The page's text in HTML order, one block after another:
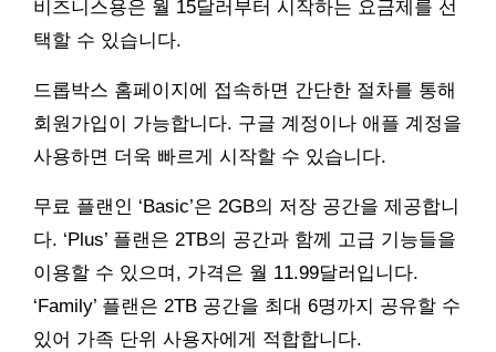
비즈니스용은 월 15달러부터 시작하는 요금제를 선
택할 수 있습니다.
드롭박스 홈페이지에 접속하면 간단한 절차를 통해
회원가입이 가능합니다. 구글 계정이나 애플 계정을
사용하면 더욱 빠르게 시작할 수 있습니다.
무료 플랜인 ‘Basic’은 2GB의 저장 공간을 제공합니
다. ‘Plus’ 플랜은 2TB의 공간과 함께 고급 기능들을
이용할 수 있으며, 가격은 월 11.99달러입니다.
‘Family’ 플랜은 2TB 공간을 최대 6명까지 공유할 수
있어 가족 단위 사용자에게 적합합니다.